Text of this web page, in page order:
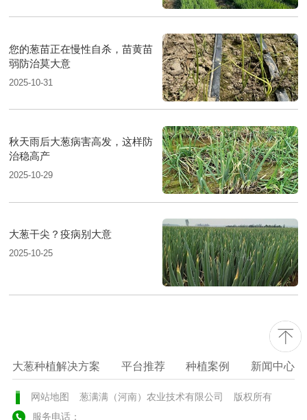
您的葱苗正在慢性自杀，苗黄苗
弱防治莫大意
2025-10-31
秋天雨后大葱病害高发，这样防
治稳高产
2025-10-29
大葱干尖？疫病别大意
2025-10-25
大葱种植解决方案 平台推荐 种植案例 新闻中心
网站地图 葱满满（河南）农业技术有限公司
版权所有
服务电话：